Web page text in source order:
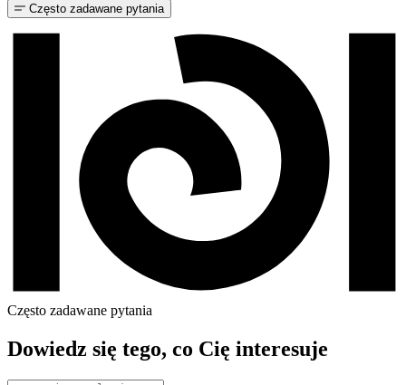
Często zadawane pytania
Często zadawane pytania
Dowiedz się tego, co Cię interesuje